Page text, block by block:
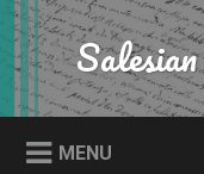
Skip
to
content
Search
MENU